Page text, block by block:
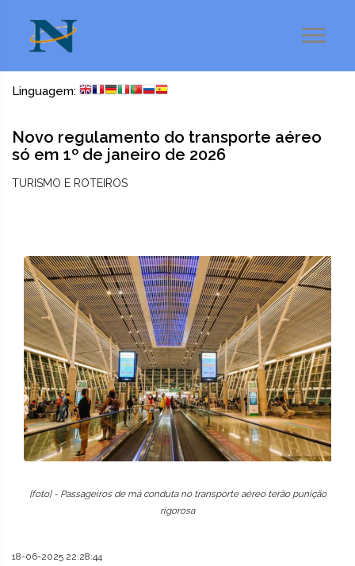
Linguagem:
Novo regulamento do transporte aéreo
só em 1º de janeiro de 2026
TURISMO E ROTEIROS
[foto] - Passageiros de má conduta no transporte aéreo terão punição
rigorosa
18-06-2025 22:28:44